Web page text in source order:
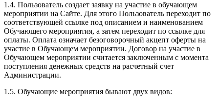
1.4. Пользователь создает заявку на участие в обучающем
мероприятии на Сайте. Для этого Пользователь переходит по
соответствующей ссылке под описанием и наименованием
Обучающего мероприятия, а затем переходит по ссылке для
оплаты. Оплата означает безоговорочный акцепт оферты на
участие в Обучающем мероприятии. Договор на участие в
Обучающем мероприятии считается заключенным с момента
поступления денежных средств на расчетный счет
Администрации.
1.5. Обучающие мероприятия бывают двух видов: